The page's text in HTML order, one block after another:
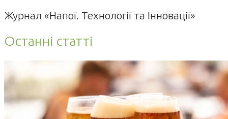
Журнал «Напої. Технології та Інновації»
Останні статті